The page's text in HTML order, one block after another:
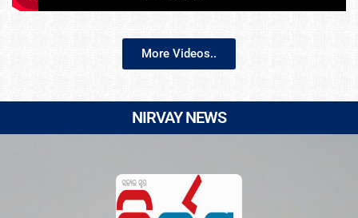
More Videos..
NIRVAY NEWS